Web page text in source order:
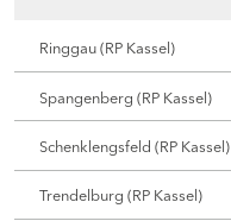
Ringgau (RP Kassel)
Spangenberg (RP Kassel)
Schenklengsfeld (RP Kassel)
Trendelburg (RP Kassel)